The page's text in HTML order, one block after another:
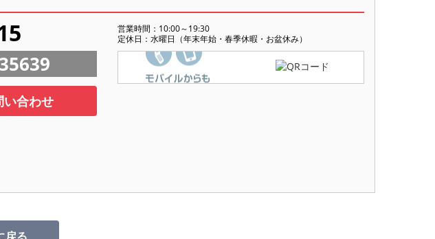
営業時間：10:00～19:30
定休日：水曜日（年末年始・春季休暇・お盆休み）
い合わせ
戻る